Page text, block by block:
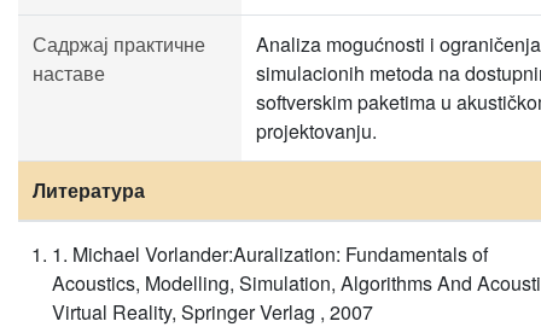
Садржај практичне
наставе
Analiza mogućnosti i ograničenja
simulacionih metoda na
softverskim paketima u
projektovanju.
Литература
1. Michael Vorlander:Auralization: Fundamentals of
Acoustics, Modelling, Simulation, Algorithms And
Virtual Reality, Springer Verlag , 2007